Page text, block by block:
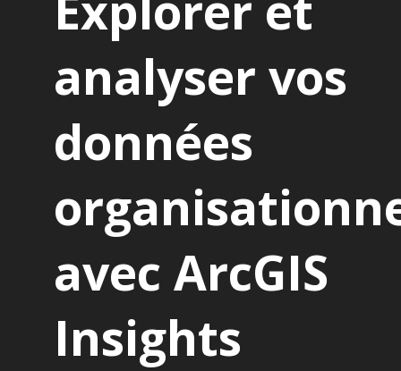
analyser vos
données
avec ArcGIS
Insights